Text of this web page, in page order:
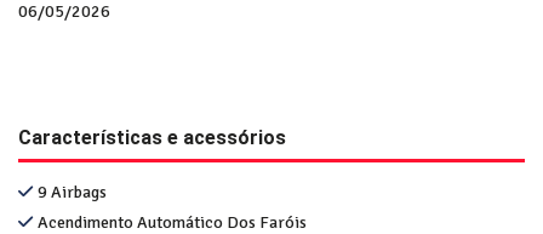
06/05/2026
Características e acessórios
9 Airbags
Acendimento Automático Dos Faróis